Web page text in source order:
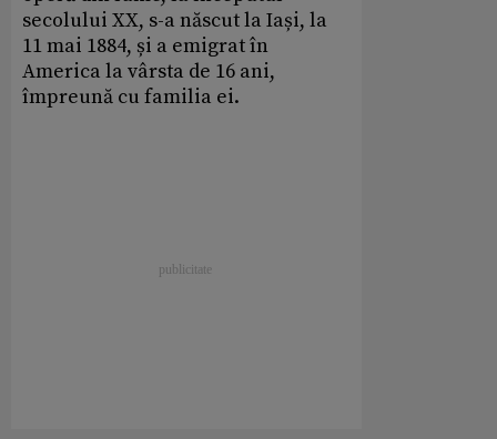
secolului XX, s-a născut la Iași, la
11 mai 1884, și a emigrat în
America la vârsta de 16 ani,
împreună cu familia ei.